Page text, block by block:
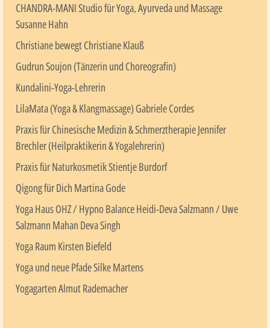
CHANDRA-MANI Studio für Yoga, Ayurveda und Massage
Susanne Hahn
Christiane bewegt Christiane Klauß
Gudrun Soujon (Tänzerin und Choreografin)
Kundalini-Yoga-Lehrerin
LilaMata (Yoga & Klangmassage) Gabriele Cordes
Praxis für Chinesische Medizin & Schmerztherapie Jennifer
Brechler (Heilpraktikerin & Yogalehrerin)
Praxis für Naturkosmetik Stientje Burdorf
Qigong für Dich Martina Gode
Yoga Haus OHZ / Hypno Balance Heidi-Deva Salzmann / Uwe
Salzmann Mahan Deva Singh
Yoga Raum Kirsten Biefeld
Yoga und neue Pfade Silke Martens
Yogagarten Almut Rademacher